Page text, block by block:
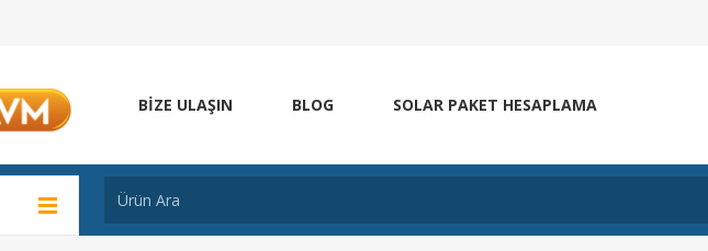
BIZE ULAŞIN BLOG SOLAR PAKET HESAPLAMA